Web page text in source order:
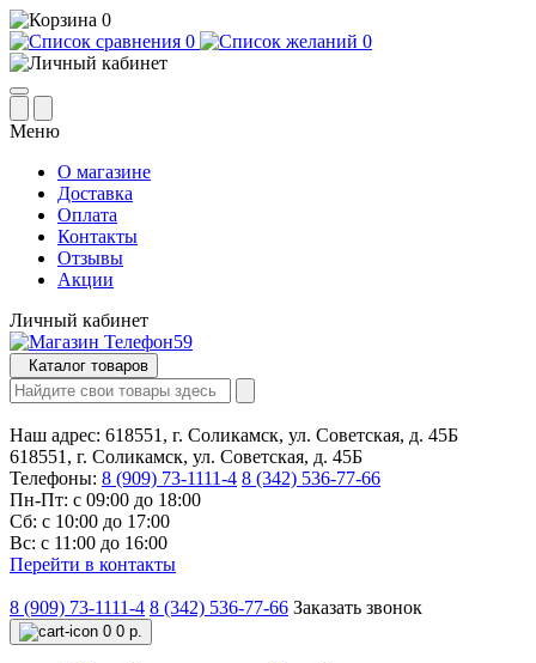
0
0
0
Меню
О магазине
Доставка
Оплата
Контакты
Отзывы
Акции
Личный кабинет
Каталог товаров
Наш адрес: 618551, г. Соликамск, ул. Советская, д. 45Б
618551, г. Соликамск, ул. Советская, д. 45Б
Телефоны: 8 (909) 73-1111-4 8 (342) 536-77-66
Пн-Пт: с 09:00 до 18:00
Сб: с 10:00 до 17:00
Вс: с 11:00 до 16:00
Перейти в контакты
8 (909) 73-1111-4 8 (342) 536-77-66 Заказать звонок
0 0 р.